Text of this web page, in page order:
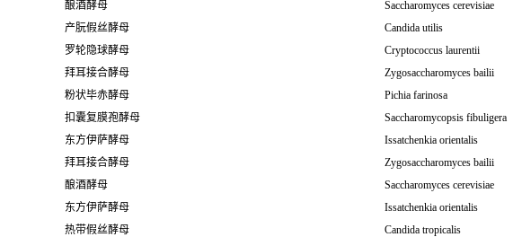
酿酒酵母
Saccharomyces cerevisiae
产朊假丝酵母
Candida utilis
罗轮隐球酵母
Cryptococcus laurentii
拜耳接合酵母
Zygosaccharomyces bailii
粉状毕赤酵母
Pichia farinosa
扣囊复膜孢酵母
Saccharomycopsis fibuligera
东方伊萨酵母
Issatchenkia orientalis
拜耳接合酵母
Zygosaccharomyces bailii
酿酒酵母
Saccharomyces cerevisiae
东方伊萨酵母
Issatchenkia orientalis
热带假丝酵母
Candida tropicalis